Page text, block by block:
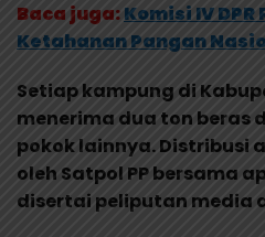
Baca juga:Komisi IV
Ketahanan Pangan
Setiap kampung di
menerima dua ton beras
pokok lainnya. Distribusi
oleh Satpol PP bersama
disertai peliputan media